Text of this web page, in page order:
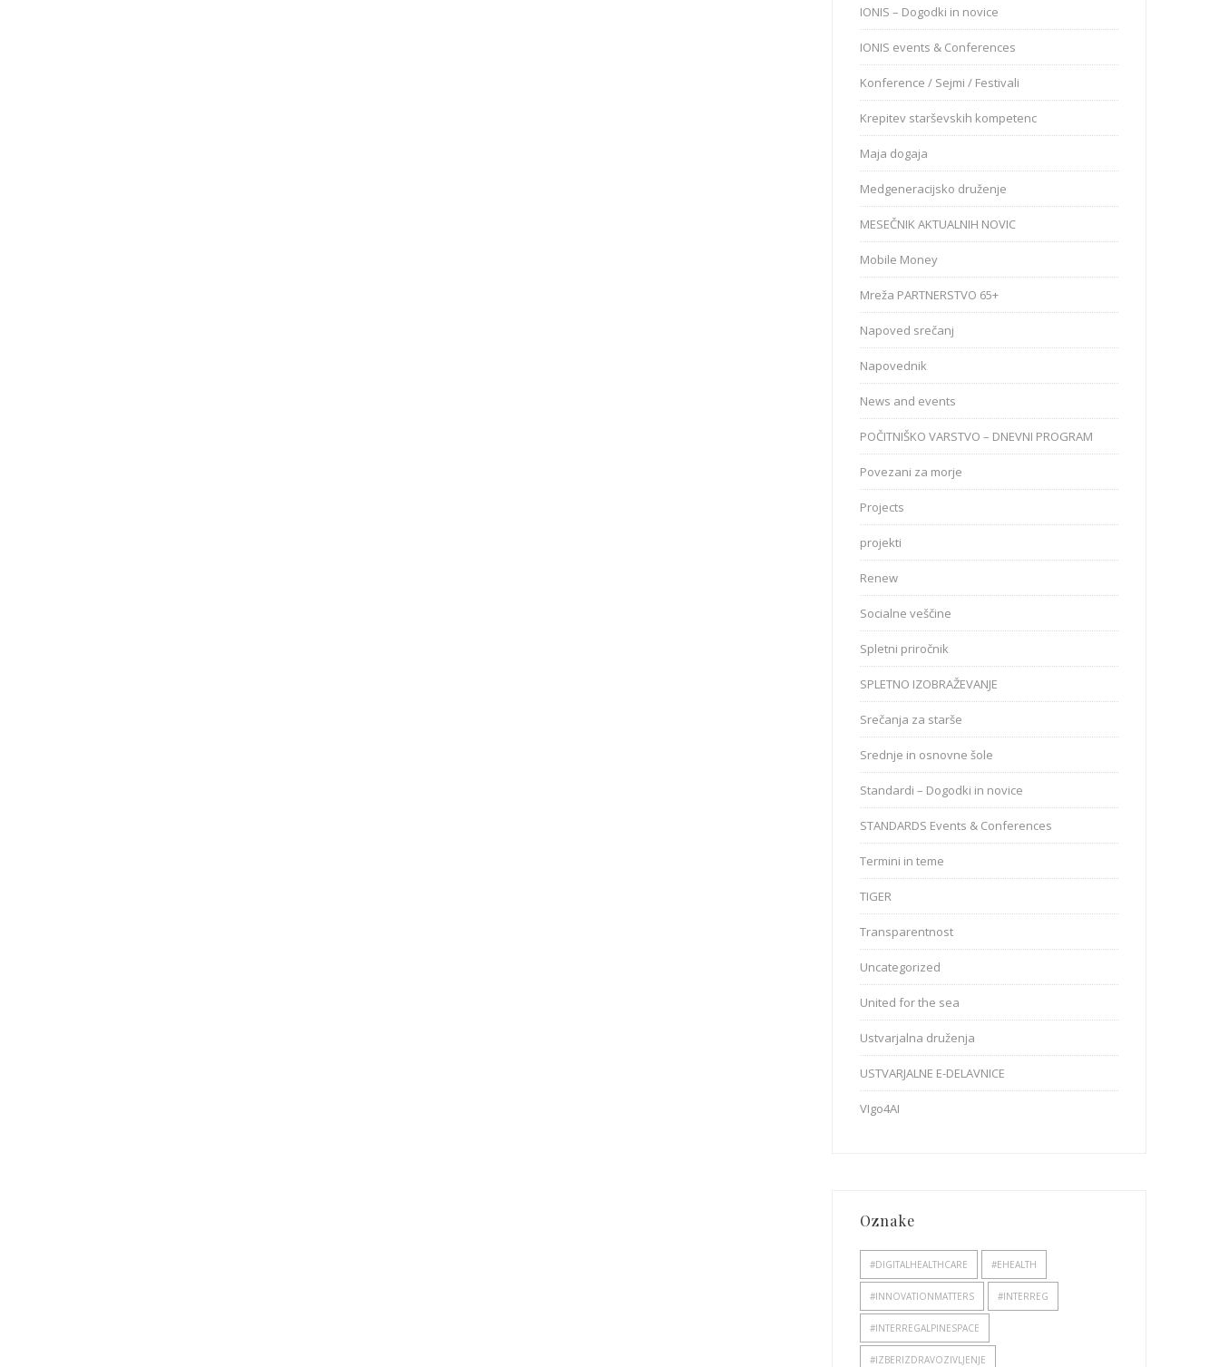
IONIS – Dogodki in novice
IONIS events & Conferences
Konference / Sejmi / Festivali
Krepitev starševskih kompetenc
Maja dogaja
Medgeneracijsko druženje
MESEČNIK AKTUALNIH NOVIC
Mobile Money
Mreža PARTNERSTVO 65+
Napoved srečanj
Napovednik
News and events
POČITNIŠKO VARSTVO – DNEVNI PROGRAM
Povezani za morje
Projects
projekti
Renew
Socialne veščine
Spletni priročnik
SPLETNO IZOBRAŽEVANJE
Srečanja za starše
Srednje in osnovne šole
Standardi – Dogodki in novice
STANDARDS Events & Conferences
Termini in teme
TIGER
Transparentnost
Uncategorized
United for the sea
Ustvarjalna druženja
USTVARJALNE E-DELAVNICE
VIgo4AI
Oznake
#DIGITALHEALTHCARE #EHEALTH
#INNOVATIONMATTERS #INTERREG
#INTERREGALPINESPACE
#IZBERIZDRAVOZIVLJENJE